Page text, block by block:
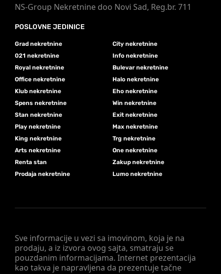
Sve informacije u vezi sa imovinom, koja je na
prodaju, a iz izvora ovog sajta, smatraju se
pouzdanim informacijama. Internet prezentacija
kao takva je napravljena da prezentuje tačne
NS-Group Nekretnine doo Novi Sad, Reg.br. 711
POSLOVNE JEDINICE
Grad nekretnine
City nekretnine
021 nekretnine
Info nekretnine
Royal nekretnine
Bulevar nekretnine
Office nekretnine
Halo nekretnine
Klub nekretnine
Eho nekretnine
Spens nekretnine
Win nekretnine
Stan nekretnine
Exit nekretnine
Play nekretnine
Max nekretnine
King nekretnine
Trg nekretnine
Arts nekretnine
One nekretnine
Renta stan
Zakup nekretnine
Prodaja nekretnine
Lumo nekretnine